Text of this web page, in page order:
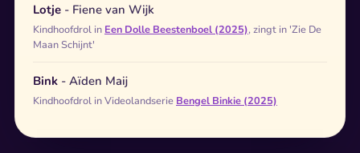
Lotje - Fiene van Wijk
Kindhoofdrol in Een Dolle Beestenboel (2025), zingt in 'Zie De
Maan Schijnt'
Bink - Aïden Maij
Kindhoofdrol in Videolandserie Bengel Binkie (2025)